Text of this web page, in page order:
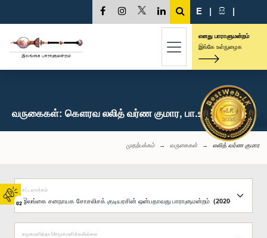
02
E | සි |
எனது பாராளுமன்றம்
இங்கே உள்நுழைக
வருகைகள்: கௌரவ லலித் வர்ண குமார, பா.உ.
முதற்பக்கம் வருகைகள் லலித் வர்ண குமார
சட்டவாக்கம்
சமூகமளித்தார்/சமூகமளிக்கவில்லை